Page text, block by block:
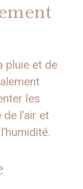
pluie et de
les
l’air et